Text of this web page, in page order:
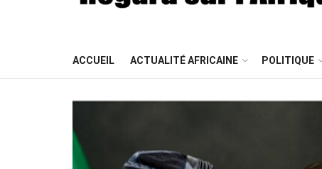
ACCUEIL ACTUALITÉ AFRICAINE POLITIQUE